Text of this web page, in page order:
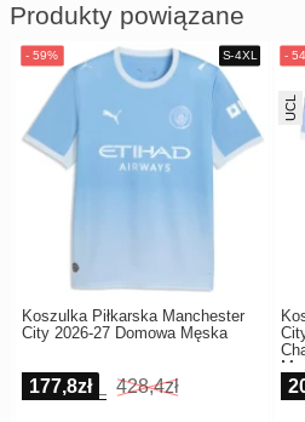
Produkty powiązane
Koszulka Piłkarska Manchester
City 2026-27 Domowa Męska
177,8zł 428,4zł
UCL